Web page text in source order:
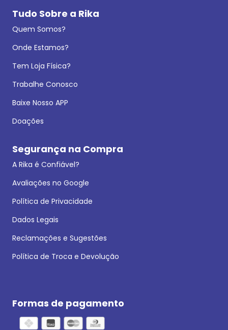
Tudo Sobre a Rika
Quem Somos?
Onde Estamos?
Tem Loja Física?
Trabalhe Conosco
Baixe Nosso APP
Doações
Segurança na Compra
A Rika é Confiável?
Avaliações no Google
Política de Privacidade
Dados Legais
Reclamações e Sugestões
Política de Troca e Devolução
Formas de pagamento